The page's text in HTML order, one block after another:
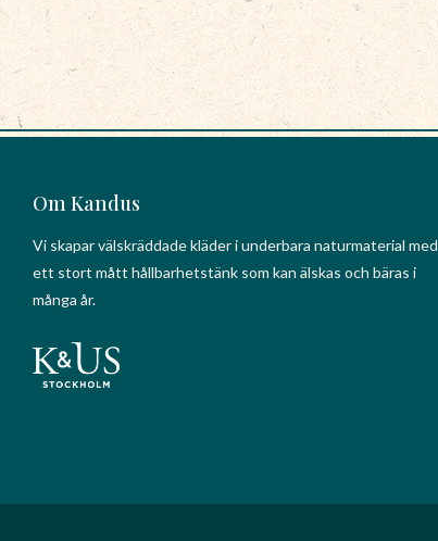
Om Kandus
Vi skapar välskräddade kläder i underbara naturmaterial med
ett stort mått hållbarhetstänk som kan älskas och bäras i
många år.